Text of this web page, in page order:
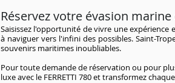
Réservez votre évasion
Saisissez l'opportunité de vivre une expérience
à naviguer vers l'infini des possibles. Saint-
souvenirs maritimes inoubliables.
Pour toute demande de réservation ou pour
luxe avec le FERRETTI 780 et transformez